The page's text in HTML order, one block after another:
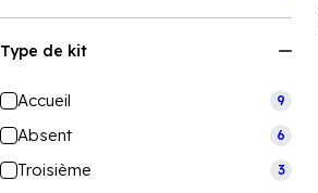
Type de kit
Accueil 9
Absent 6
Troisième 3